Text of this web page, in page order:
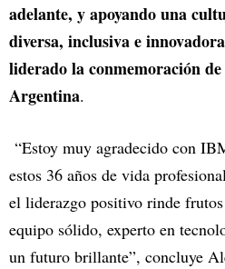
adelante, y apoyando una
diversa, inclusiva e
liderado la conmemoración
Argentina.
“Estoy muy agradecido con
estos 36 años de vida
el liderazgo positivo rinde
equipo sólido, experto en
un futuro brillante”, concluye